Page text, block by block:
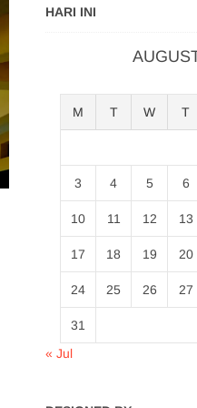
HARI INI
M T W T
3 4 5 6
10 11 12 13
17 18 19 20
24 25 26 27
31
« Jul